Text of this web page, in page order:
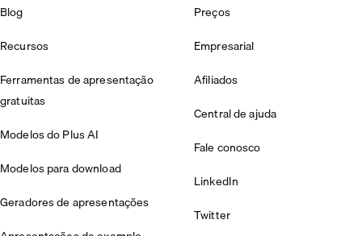
Blog
Recursos
Ferramentas de apresentação
gratuitas
Modelos do Plus AI
Modelos para download
Geradores de apresentações
Preços
Empresarial
Afiliados
Central de ajuda
Fale conosco
LinkedIn
Twitter